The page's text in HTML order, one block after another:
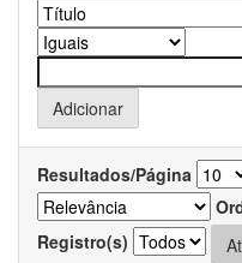
Resultados/Página
Registro(s)